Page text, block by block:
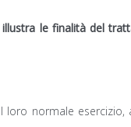
le finalità del
normale esercizio,